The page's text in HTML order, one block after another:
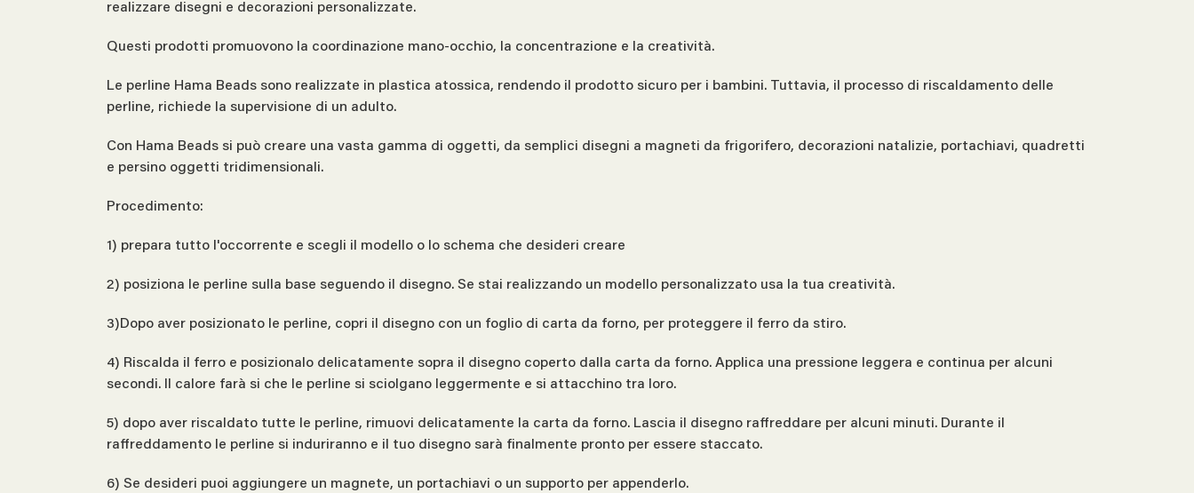
realizzare disegni e decorazioni personalizzate.
Questi prodotti promuovono la coordinazione mano-occhio, la concentrazione e la creatività.
Le perline Hama Beads sono realizzate in plastica atossica, rendendo il prodotto sicuro per i bambini. Tuttavia, il processo di riscaldamento delle
perline, richiede la supervisione di un adulto.
Con Hama Beads si può creare una vasta gamma di oggetti, da semplici disegni a magneti da frigorifero, decorazioni natalizie, portachiavi, quadretti
e persino oggetti tridimensionali.
Procedimento:
1) prepara tutto l'occorrente e scegli il modello o lo schema che desideri creare
2) posiziona le perline sulla base seguendo il disegno. Se stai realizzando un modello personalizzato usa la tua creatività.
3)Dopo aver posizionato le perline, copri il disegno con un foglio di carta da forno, per proteggere il ferro da stiro.
4) Riscalda il ferro e posizionalo delicatamente sopra il disegno coperto dalla carta da forno. Applica una pressione leggera e continua per alcuni
secondi. Il calore farà si che le perline si sciolgano leggermente e si attacchino tra loro.
5) dopo aver riscaldato tutte le perline, rimuovi delicatamente la carta da forno. Lascia il disegno raffreddare per alcuni minuti. Durante il
raffreddamento le perline si induriranno e il tuo disegno sarà finalmente pronto per essere staccato.
6) Se desideri puoi aggiungere un magnete, un portachiavi o un supporto per appenderlo.